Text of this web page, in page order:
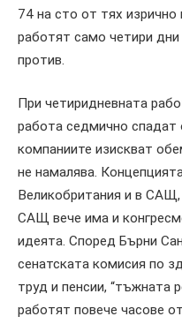
74 на сто от тях
работят само четири
против.
При четиридневната
работа седмично спадат
компаниите изискват
не намалява.
Великобритания и в
САЩ вече има и
идеята. Според Бърни
сенатската комисия по
труд и пенсии, “тъжната
работят повече часове